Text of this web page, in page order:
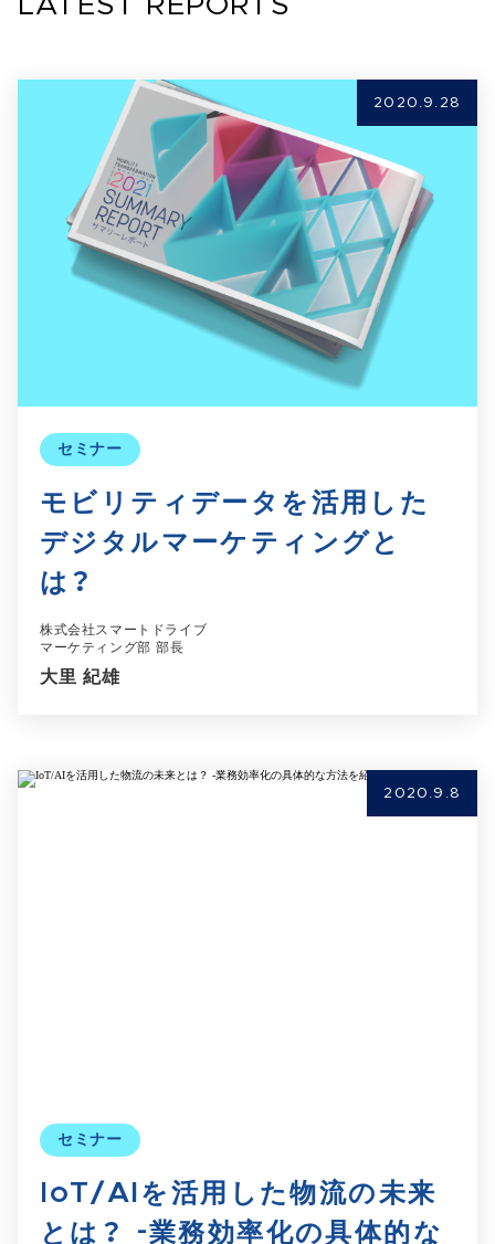
LATEST REPORTS
セミナー
モビリティデータを活用した
デジタルマーケティングと
は？
2020.9.28
株式会社スマートドライブ
マーケティング部 部長
大里 紀雄
セミナー
IoT/AIを活用した物流の未来
とは？ -業務効率化の具体的な
2020.9.8